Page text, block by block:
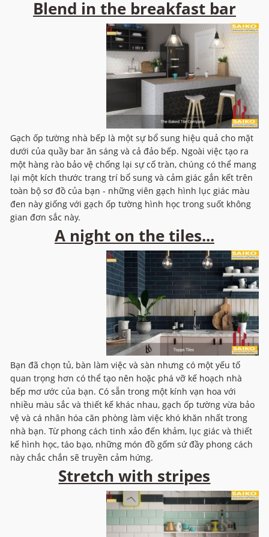
Blend in the breakfast bar
Gạch ốp tường nhà bếp là một sự bổ sung hiệu quả cho mặt
dưới của quầy bar ăn sáng và cả đảo bếp. Ngoài việc tạo ra
một hàng rào bảo vệ chống lại sự cố tràn, chúng có thể mang
lại một kích thước trang trí bổ sung và cảm giác gắn kết trên
toàn bộ sơ đồ của bạn - những viên gạch hình lục giác màu
đen này giống với gạch ốp tường hình học trong suốt không
gian đơn sắc này.
A night on the tiles...
Bạn đã chọn tủ, bàn làm việc và sàn nhưng có một yếu tố
quan trọng hơn có thể tạo nên hoặc phá vỡ kế hoạch nhà
bếp mơ ước của bạn. Có sẵn trong một kính vạn hoa với
nhiều màu sắc và thiết kế khác nhau, gạch ốp tường vừa bảo
vệ và cá nhân hóa căn phòng làm việc khó khăn nhất trong
nhà bạn. Từ phong cách tinh xảo đến khảm, lục giác và thiết
kế hình học, táo bạo, những món đồ gốm sứ đầy phong cách
này chắc chắn sẽ truyền cảm hứng.
Stretch with stripes